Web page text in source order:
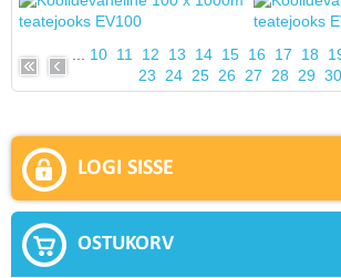
10 11 12 13 14 15 16 17 18
23
24 25 26 27 28 29 30
LOGI SISSE
OSTUKORV